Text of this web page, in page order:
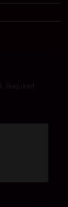
Required